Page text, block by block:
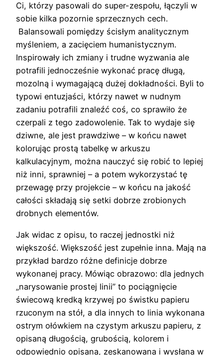
Ci, którzy pasowali do super-zespołu, łączyli w
sobie kilka pozornie sprzecznych cech.
Balansowali pomiędzy ścisłym analitycznym
myśleniem, a zacięciem humanistycznym.
Inspirowały ich zmiany i trudne wyzwania ale
potrafili jednocześnie wykonać pracę długą,
mozolną i wymagającą dużej dokładności. Byli to
typowi entuzjaści, którzy nawet w nudnym
zadaniu potrafili znaleźć coś, co sprawiło że
czerpali z tego zadowolenie. Tak to wydaje się
dziwne, ale jest prawdziwe – w końcu nawet
kolorując prostą tabelkę w arkuszu
kalkulacyjnym, można nauczyć się robić to lepiej
niż inni, sprawniej – a potem wykorzystać tę
przewagę przy projekcie – w końcu na jakość
całości składają się setki dobrze zrobionych
drobnych elementów.
Jak widac z opisu, to raczej jednostki niż
większość. Większość jest zupełnie inna. Mają na
przykład bardzo różne definicje dobrze
wykonanej pracy. Mówiąc obrazowo: dla jednych
„narysowanie prostej linii” to pociągnięcie
świecową kredką krzywej po świstku papieru
rzuconym na stół, a dla innych to linia wykonana
ostrym ołówkiem na czystym arkuszu papieru, z
opisaną długością, grubością, kolorem i
odpowiednio opisana, zeskanowana i wysłana w